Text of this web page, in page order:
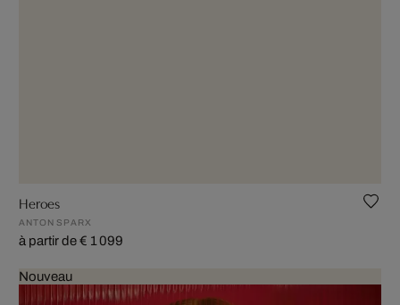
Heroes
ANTON SPARX
à partir de € 1 099
Nouveau